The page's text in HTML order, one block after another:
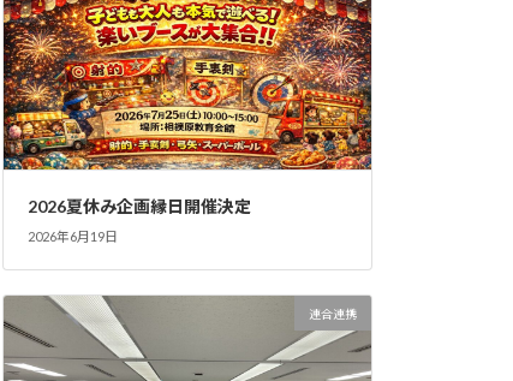
2026夏休み企画縁日開催決定
2026年6月19日
連合連携